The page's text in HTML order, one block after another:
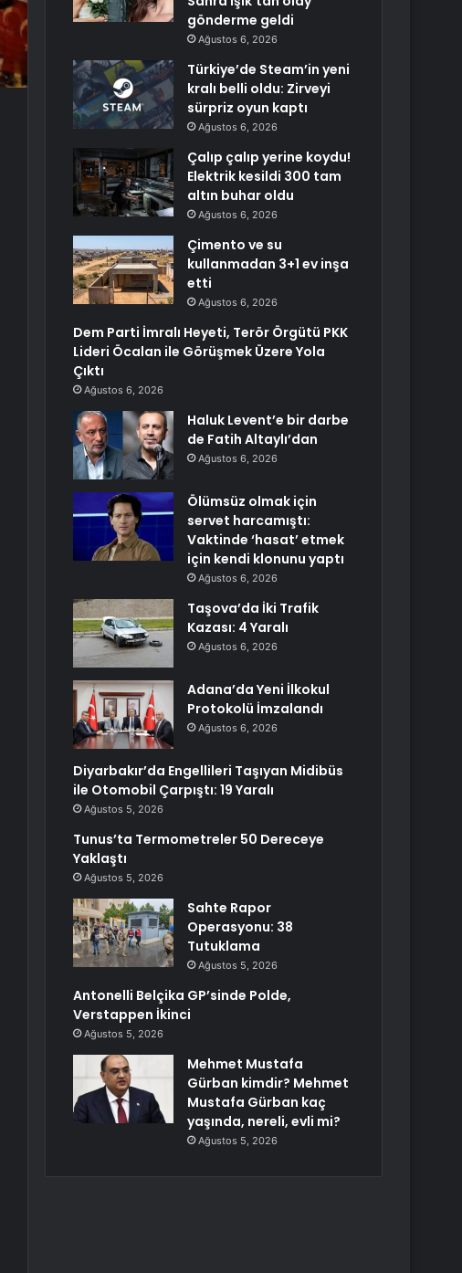
gönderme geldi
Ağustos 6, 2026
Türkiye’de Steam’in yeni
kralı belli oldu: Zirveyi
sürpriz oyun kaptı
Ağustos 6, 2026
Çalıp çalıp yerine koydu!
Elektrik kesildi 300 tam
altın buhar oldu
Ağustos 6, 2026
Çimento ve su
kullanmadan 3+1 ev inşa
etti
Ağustos 6, 2026
Dem Parti İmralı Heyeti, Terör Örgütü PKK
Lideri Öcalan ile Görüşmek Üzere Yola
Çıktı
Ağustos 6, 2026
Haluk Levent’e bir darbe
de Fatih Altaylı’dan
Ağustos 6, 2026
Ölümsüz olmak için
servet harcamıştı:
Vaktinde ‘hasat’ etmek
için kendi klonunu yaptı
Ağustos 6, 2026
Taşova’da İki Trafik
Kazası: 4 Yaralı
Ağustos 6, 2026
Adana’da Yeni İlkokul
Protokolü İmzalandı
Ağustos 6, 2026
Diyarbakır’da Engellileri Taşıyan Midibüs
ile Otomobil Çarpıştı: 19 Yaralı
Ağustos 5, 2026
Tunus’ta Termometreler 50 Dereceye
Yaklaştı
Ağustos 5, 2026
Sahte Rapor
Operasyonu: 38
Tutuklama
Ağustos 5, 2026
Antonelli Belçika GP’sinde Polde,
Verstappen İkinci
Ağustos 5, 2026
Mehmet Mustafa
Gürban kimdir? Mehmet
Mustafa Gürban kaç
yaşında, nereli, evli mi?
Ağustos 5, 2026